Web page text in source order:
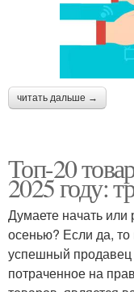
читать дальше →
Топ-20
2025 году:
Думаете начать или
осенью? Если да,
успешный продавец
потраченное на